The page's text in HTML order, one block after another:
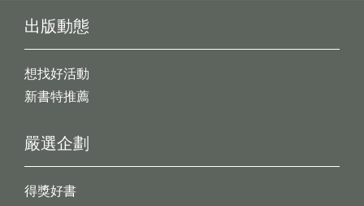
出版動態
想找好活動
新書特推薦
嚴選企劃
得獎好書